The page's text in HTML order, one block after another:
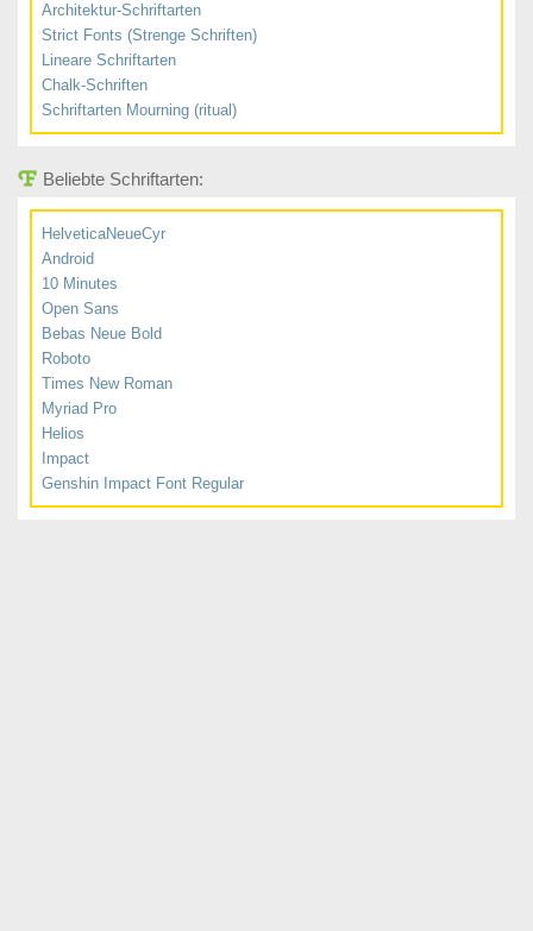
Architektur-Schriftarten
Strict Fonts (Strenge Schriften)
Lineare Schriftarten
Chalk-Schriften
Schriftarten Mourning (ritual)
Beliebte Schriftarten:
HelveticaNeueCyr
Android
10 Minutes
Open Sans
Bebas Neue Bold
Roboto
Times New Roman
Myriad Pro
Helios
Impact
Genshin Impact Font Regular